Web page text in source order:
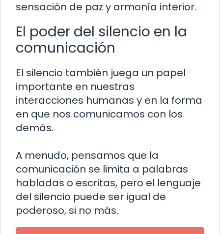
sensación de paz y armonía interior.
El poder del silencio en la
comunicación
El silencio también juega un papel
importante en nuestras
interacciones humanas y en la forma
en que nos comunicamos con los
demás.
A menudo, pensamos que la
comunicación se limita a palabras
habladas o escritas, pero el lenguaje
del silencio puede ser igual de
poderoso, si no más.